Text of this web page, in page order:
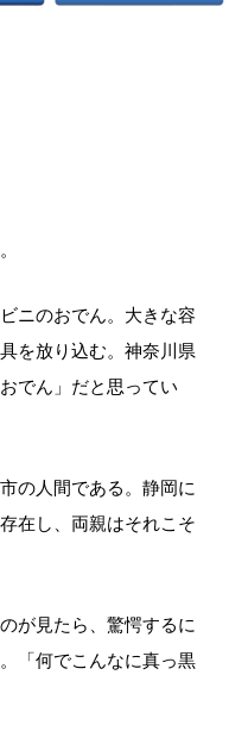
ニのおでん。大きな容
を放り込む。神奈川県
でん」だと思ってい
の人間である。静岡に
在し、両親はそれこそ
が見たら、驚愕するに
「何でこんなに真っ黒